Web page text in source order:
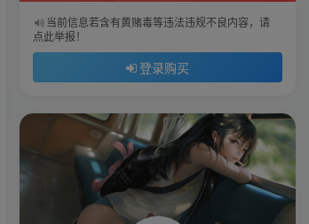
当前信息若含有黄赌毒等违法违规不良内容，请
点此举报！
登录购买